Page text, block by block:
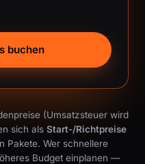
buchen
(Umsatzsteuer wird
sich als Start-/Richtpreise
Pakete. Wer schnellere
Budget einplanen —